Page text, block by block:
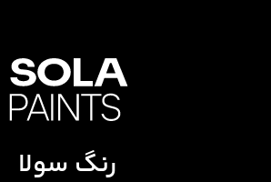
رنگ سولا